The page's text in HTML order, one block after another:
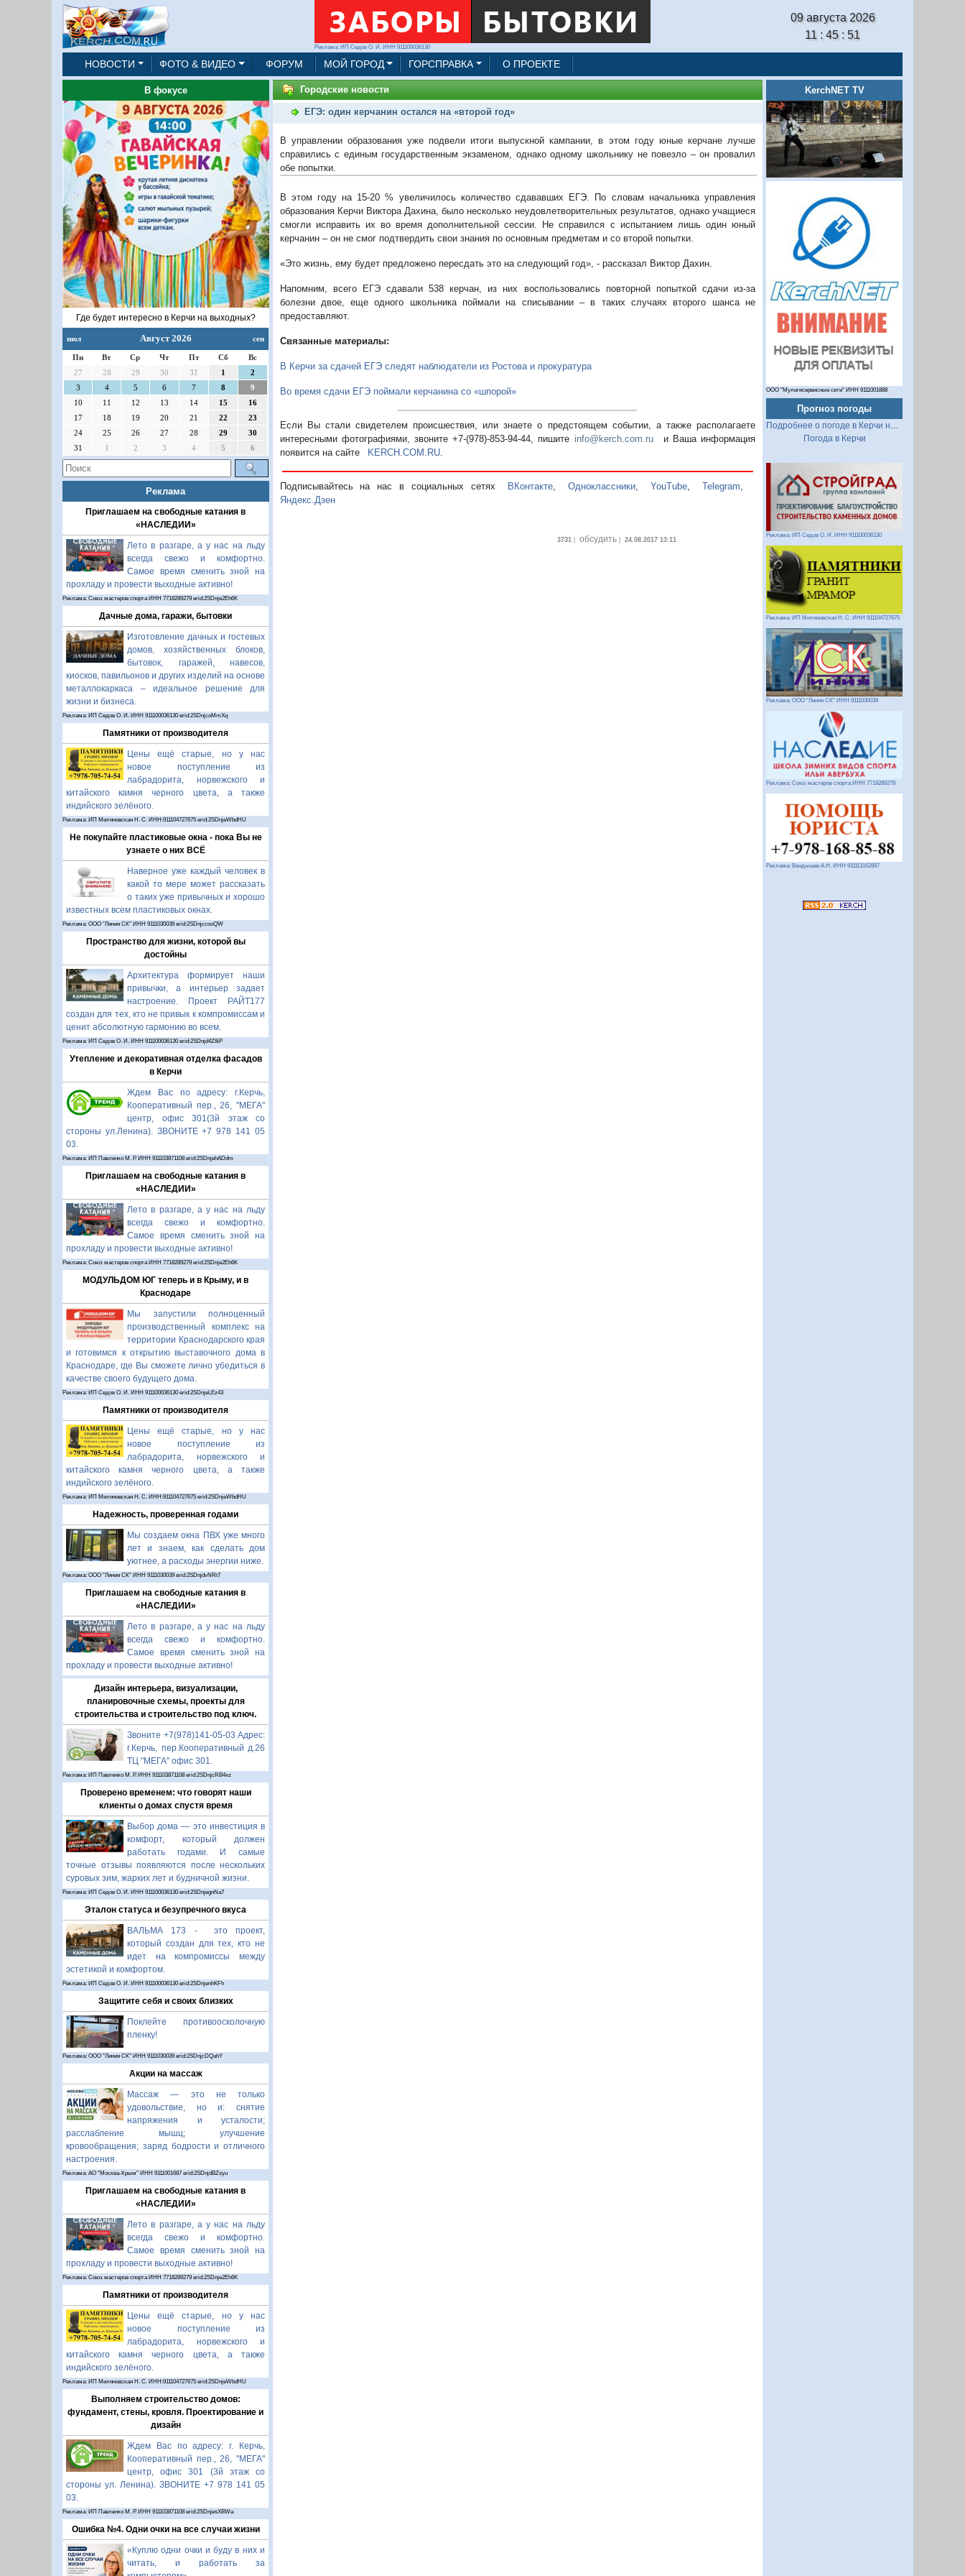
Реклама: ИП Седов О. И. ИНН 911100036130
09 августа 2026
11 : 45 : 52
НОВОСТИ ФОТО & ВИДЕО ФОРУМ МОЙ ГОРОД ГОРСПРАВКА О ПРОЕКТЕ
В фокусе
Где будет интересно в Керчи на выходных?
июл Август 2026 сен
Пн Вт Ср Чт Пт Сб
Вс
27
28 29 30 31 1
2
3
4 5 6 7 8
9
10
11 12 13 14 15
16
17
18 19 20 21 22
23
24
25 26 27 28 29
30
31
1 2 3 4 5 6
Реклама
Приглашаем на свободные катания в
«НАСЛЕДИИ»
Лето в разгаре, а у нас на льду
всегда свежо и комфортно.
Самое время сменить зной на
прохладу и провести выходные активно!
Реклама: Союз мастеров спорта ИНН 7718289279 erid:2SDnje2Eh6K
Дачные дома, гаражи, бытовки
Изготовление дачных и гостевых
домов, хозяйственных блоков,
бытовок, гаражей, навесов,
киосков, павильонов и других изделий на основе
металлокаркаса – идеальное решение для
жизни и бизнеса.
Реклама: ИП Седов О. И. ИНН 911100036130 erid:2SDnjcoMmXq
Памятники от производителя
Цены ещё старые, но у нас
новое поступление из
лабрадорита, норвежского и
китайского камня черного цвета, а также
индийского зелёного.
Реклама: ИП Миляновская Н. С. ИНН:911104727675 erid:2SDnjeWbdHU
Не покупайте пластиковые окна - пока Вы не
узнаете о них ВСЁ
Наверное уже каждый человек в
какой то мере может рассказать
о таких уже привычных и хорошо
известных всем пластиковых окнах.
Реклама: ООО "Линия СК" ИНН 9111030039 erid:2SDnjccooQW
Пространство для жизни, которой вы
достойны
Архитектура формирует наши
привычки, а интерьер задает
настроение. Проект РАЙТ177
создан для тех, кто не привык к компромиссам и
ценит абсолютную гармонию во всем.
Реклама: ИП Седов О. И. ИНН 911100036130 erid:2SDnjd4Z8iP
Утепление и декоративная отделка фасадов
в Керчи
Ждем Вас по адресу: г.Керчь,
Кооперативный пер., 26, "МЕГА"
центр, офис 301(3й этаж со
стороны ул.Ленина). ЗВОНИТЕ +7 978 141 05
03.
Реклама: ИП Павленко М. Р. ИНН 911103871108 erid:2SDnjehADdm
Приглашаем на свободные катания в
«НАСЛЕДИИ»
Лето в разгаре, а у нас на льду
всегда свежо и комфортно.
Самое время сменить зной на
прохладу и провести выходные активно!
Реклама: Союз мастеров спорта ИНН 7718289279 erid:2SDnje2Eh6K
МОДУЛЬДОМ ЮГ теперь и в Крыму, и в
Краснодаре
Мы запустили полноценный
производственный комплекс на
территории Краснодарского края
и готовимся к открытию выставочного дома в
Краснодаре, где Вы сможете лично убедиться в
качестве своего будущего дома.
Реклама: ИП Седов О. И. ИНН 911100036130 erid:2SDnjeLEz43
Памятники от производителя
Цены ещё старые, но у нас
новое поступление из
лабрадорита, норвежского и
китайского камня черного цвета, а также
индийского зелёного.
Реклама: ИП Миляновская Н. С. ИНН:911104727675 erid:2SDnjeWbdHU
Надежность, проверенная годами
Мы создаем окна ПВХ уже много
лет и знаем, как сделать дом
уютнее, а расходы энергии ниже.
Реклама: ООО "Линия СК" ИНН 9111030039 erid:2SDnjdvNRt7
Приглашаем на свободные катания в
«НАСЛЕДИИ»
Лето в разгаре, а у нас на льду
всегда свежо и комфортно.
Самое время сменить зной на
прохладу и провести выходные активно!
Дизайн интерьера, визуализации,
планировочные схемы, проекты для
строительства и строительство под ключ.
Звоните +7(978)141-05-03 Адрес:
г.Керчь, пер.Кооперативный д.26
ТЦ "МЕГА" офис 301.
Реклама: ИП Павленко М. Р. ИНН 911103871108 erid:2SDnjcRB4xz
Проверено временем: что говорят наши
клиенты о домах спустя время
Выбор дома — это инвестиция в
комфорт, который должен
работать годами. И самые
точные отзывы появляются после нескольких
суровых зим, жарких лет и будничной жизни.
Реклама: ИП Седов О. И. ИНН 911100036130 erid:2SDnjegnNa7
Эталон статуса и безупречного вкуса
ВАЛЬМА 173 - это проект,
который создан для тех, кто не
идет на компромиссы между
эстетикой и комфортом.
Реклама: ИП Седов О. И. ИНН 911100036130 erid:2SDnjenhKFh
Защитите себя и своих близких
Поклейте противоосколочную
пленку!
Реклама: ООО "Линия СК" ИНН 9111030039 erid:2SDnjcDQahY
Акции на массаж
Массаж — это не только
удовольствие, но и: снятие
напряжения и усталости;
расслабление мышц; улучшение
кровообращения; заряд бодрости и отличного
настроения.
Реклама: АО "Москва-Крым" ИНН 9111001687 erid:2SDnjdBZsyu
Приглашаем на свободные катания в
«НАСЛЕДИИ»
Лето в разгаре, а у нас на льду
всегда свежо и комфортно.
Самое время сменить зной на
прохладу и провести выходные активно!
Реклама: Союз мастеров спорта ИНН 7718289279 erid:2SDnje2Eh6K
Памятники от производителя
Цены ещё старые, но у нас
новое поступление из
лабрадорита, норвежского и
китайского камня черного цвета, а также
индийского зелёного.
Реклама: ИП Миляновская Н. С. ИНН:911104727675 erid:2SDnjeWbdHU
Выполняем строительство домов:
фундамент, стены, кровля. Проектирование и
дизайн
Ждем Вас по адресу: г. Керчь,
Кооперативный пер., 26, "МЕГА"
центр, офис 301 (3й этаж со
стороны ул. Ленина). ЗВОНИТЕ +7 978 141 05
03.
Реклама: ИП Павленко М. Р. ИНН 911103871108 erid:2SDnjesXBWa
Ошибка №4. Одни очки на все случаи жизни
«Куплю одни очки и буду в них и
читать, и работать за
Городские новости
ЕГЭ: один керчанин остался на «второй год»
В управлении образования уже подвели итоги выпускной кампании, в этом году юные керчане лучше
справились с единым государственным экзаменом, однако одному школьнику не повезло – он провалил
обе попытки.
В этом году на 15-20 % увеличилось количество сдававших ЕГЭ. По словам начальника управления
образования Керчи Виктора Дахина, было несколько неудовлетворительных результатов, однако учащиеся
смогли исправить их во время дополнительной сессии. Не справился с испытанием лишь один юный
керчанин – он не смог подтвердить свои знания по основным предметам и со второй попытки.
«Это жизнь, ему будет предложено пересдать это на следующий год», - рассказал Виктор Дахин.
Напомним, всего ЕГЭ сдавали 538 керчан, из них воспользовались повторной попыткой сдачи из-за
болезни двое, еще одного школьника поймали на списывании – в таких случаях второго шанса не
предоставляют.
Связанные материалы:
В Керчи за сдачей ЕГЭ следят наблюдатели из Ростова и прокуратура
Во время сдачи ЕГЭ поймали керчанина со «шпорой»
Если Вы стали свидетелем происшествия, или знаете о предстоящем событии, а также располагаете
интересными фотографиями, звоните +7-(978)-853-94-44, пишите info@kerch.com.ru и Ваша информация
появится на сайте KERCH.COM.RU.
Подписывайтесь на нас в социальных сетях ВКонтакте Одноклассники ,YouTube ,Telegram
Яндекс.Дзен
3731 обсудить| 24.08.2017 13:11
KerchNET TV
ООО "Мультисервисные сети" ИНН 9111001888
Прогноз погоды
Подробнее о погоде в Керчи на 2 недели
Погода в Керчи
Реклама: ИП Седов О. И. ИНН 911100036130
Реклама: ИП Миляновская Н. С. ИНН 911104727675
Реклама: ООО "Линия СК" ИНН 9111030039
Реклама: Союз мастеров спорта ИНН 7718289279
Реклама: Вандышев А.Н. ИНН 911113162887